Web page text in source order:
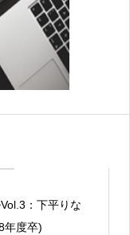
：下平りな
年度卒)